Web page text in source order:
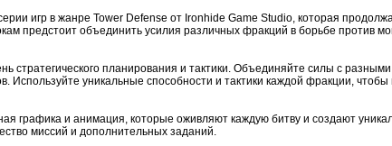
игр в жанре Tower Defense от Ironhide Game Studio, которая
предстоит объединить усилия различных фракций в борьбе против
стратегического планирования и тактики. Объединяйте силы с
Используйте уникальные способности и тактики каждой фракции,
графика и анимация, которые оживляют каждую битву и создают
миссий и дополнительных заданий.